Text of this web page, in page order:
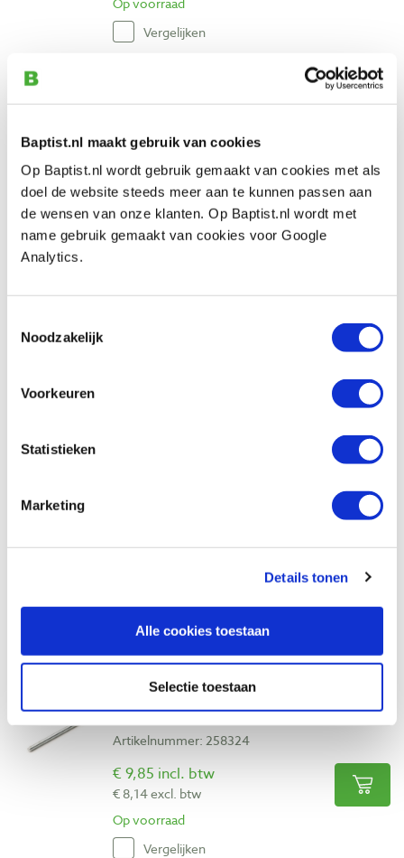
Baptist.nl maakt gebruik van cookies
Op Baptist.nl wordt gebruik gemaakt van cookies met als
doel de website steeds meer aan te kunnen passen aan
de wensen van onze klanten. Op Baptist.nl wordt met
name gebruik gemaakt van cookies voor Google
Analytics.
Noodzakelijk
Voorkeuren
Statistieken
Marketing
Details tonen
Alle cookies toestaan
Selectie toestaan
Vergelijken
Draadeind 4,8 verzinkt staal M8 x 1
meter
€ 3,15 incl. btw
€ 2,60 excl. btw
Op voorraad
Vergelijken
Draadeind 4,8 verzinkt staal M10 x 1
Draadeind 4,8 verzinkt staal M12 x 1
meter
Artikelnummer: 258324
€ 9,85 incl. btw
€ 8,14 excl. btw
Op voorraad
Vergelijken